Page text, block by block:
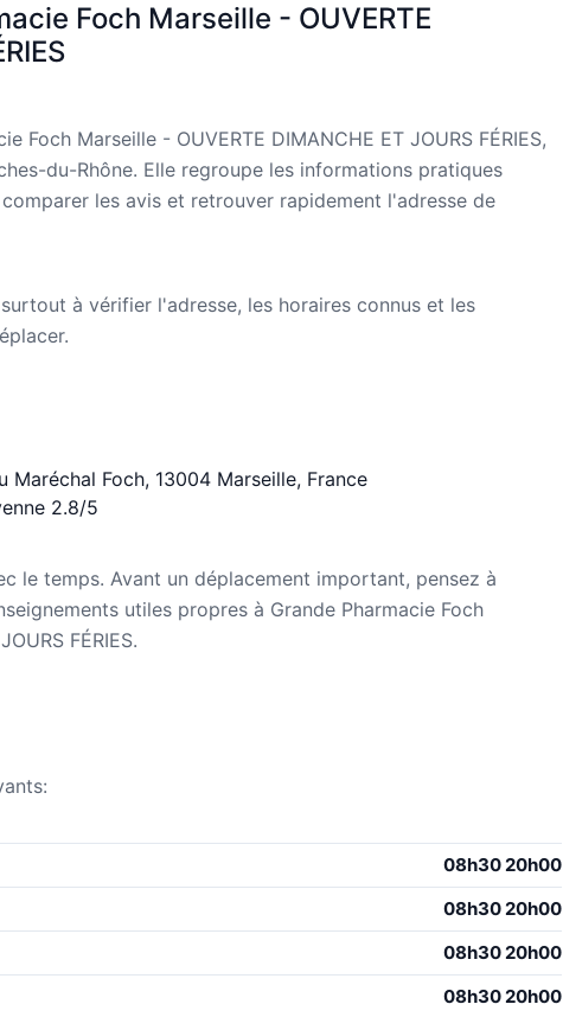
Foch Marseille - OUVERTE
Foch Marseille - OUVERTE DIMANCHE ET JOURS FÉRIES,
du-Rhône. Elle regroupe les informations pratiques
les avis et retrouver rapidement l'adresse de
à vérifier l'adresse, les horaires connus et les
Foch, 13004 Marseille, France
2.8/5
le temps. Avant un déplacement important, pensez à
utiles propres à Grande Pharmacie Foch
FÉRIES.
08h30 20h00
08h30 20h00
08h30 20h00
08h30 20h00